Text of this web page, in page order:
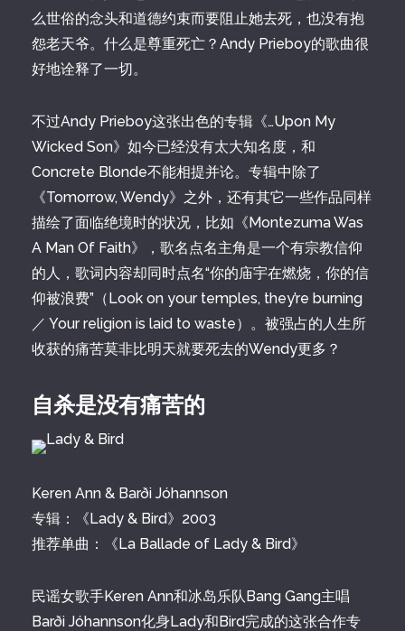
么世俗的念头和道德约束而要阻止她去死，也没有抱
怨老天爷。什么是尊重死亡？Andy Prieboy的歌曲很
好地诠释了一切。
不过Andy Prieboy这张出色的专辑《…Upon My
Wicked Son》如今已经没有太大知名度，和
Concrete Blonde不能相提并论。专辑中除了
《Tomorrow, Wendy》之外，还有其它一些作品同样
描绘了面临绝境时的状况，比如《Montezuma Was
A Man Of Faith》，歌名点名主角是一个有宗教信仰
的人，歌词内容却同时点名“你的庙宇在燃烧，你的信
仰被浪费”（Look on your temples, they’re burning
／ Your religion is laid to waste）。被强占的人生所
收获的痛苦莫非比明天就要死去的Wendy更多？
自杀是没有痛苦的
Keren Ann & Barði Jóhannson
专辑：《Lady & Bird》2003
推荐单曲：《La Ballade of Lady & Bird》
民谣女歌手Keren Ann和冰岛乐队Bang Gang主唱
Barði Jóhannson化身Lady和Bird完成的这张合作专